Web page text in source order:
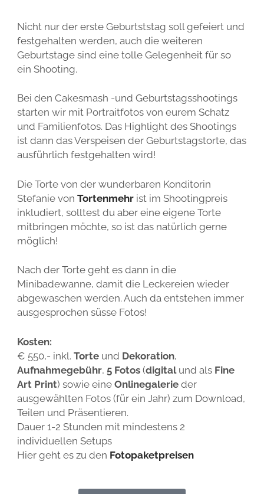
Nicht nur der erste Geburtststag soll gefeiert und
festgehalten werden, auch die weiteren
Geburtstage sind eine tolle Gelegenheit für so
ein Shooting.
Bei den Cakesmash -und Geburtstagsshootings
starten wir mit Portraitfotos von eurem Schatz
und Familienfotos. Das Highlight des Shootings
ist dann das Verspeisen der Geburtstagstorte, das
ausführlich festgehalten wird!
Die Torte von der wunderbaren Konditorin
Stefanie von Tortenmehr ist im Shootingpreis
inkludiert, solltest du aber eine eigene Torte
mitbringen möchte, so ist das natürlich gerne
möglich!
Nach der Torte geht es dann in die
Minibadewanne, damit die Leckereien wieder
abgewaschen werden. Auch da entstehen immer
ausgesprochen süsse Fotos!
Kosten:
€ 550,- inkl. Torte und Dekoration,
Aufnahmegebühr, 5 Fotos (digital und als Fine
Art Print) sowie eine Onlinegalerie der
ausgewählten Fotos (für ein Jahr) zum Download,
Teilen und Präsentieren.
Dauer 1-2 Stunden mit mindestens 2
individuellen Setups
Hier geht es zu den Fotopaketpreisen